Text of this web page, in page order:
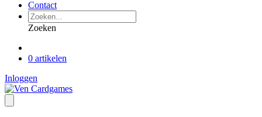
Contact
Zoeken
0 artikelen
Inloggen